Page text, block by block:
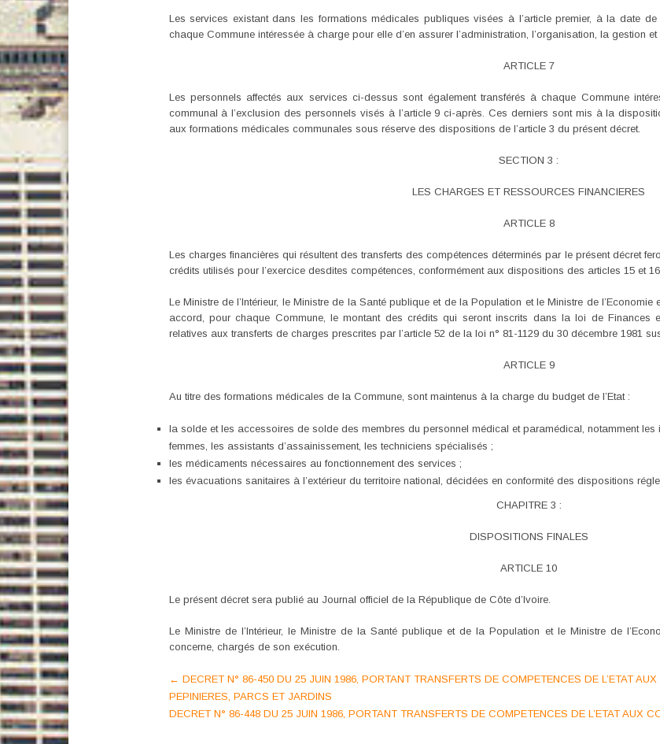
Les services existant dans les formations médicales publiques visées à l’article premier, à la date de
chaque Commune intéressée à charge pour elle d’en assurer l’administration, l’organisation, la gestion et
ARTICLE 7
Les personnels affectés aux services ci-dessus sont également transférés à chaque Commune
communal à l’exclusion des personnels visés à l’article 9 ci-après. Ces derniers sont mis à la
aux formations médicales communales sous réserve des dispositions de l’article 3 du présent décret.
SECTION 3 :
LES CHARGES ET RESSOURCES FINANCIERES
ARTICLE 8
Les charges financières qui résultent des transferts des compétences déterminés par le présent décret
crédits utilisés pour l’exercice desdites compétences, conformément aux dispositions des articles 15 et
Le Ministre de l’Intérieur, le Ministre de la Santé publique et de la Population et le Ministre de
accord, pour chaque Commune, le montant des crédits qui seront inscrits dans la loi de Finances
relatives aux transferts de charges prescrites par l’article 52 de la loi n° 81-1129 du 30 décembre 1981
ARTICLE 9
Au titre des formations médicales de la Commune, sont maintenus à la charge du budget de l’Etat :
la solde et les accessoires de solde des membres du personnel médical et paramédical, notamment les
femmes, les assistants d’assainissement, les techniciens spécialisés ;
les médicaments nécessaires au fonctionnement des services ;
les évacuations sanitaires à l’extérieur du territoire national, décidées en conformité des dispositions
CHAPITRE 3 :
DISPOSITIONS FINALES
ARTICLE 10
Le présent décret sera publié au Journal officiel de la République de Côte d’Ivoire.
Le Ministre de l’Intérieur, le Ministre de la Santé publique et de la Population et le Ministre de
concerne, chargés de son exécution.
Post
navigation
← DECRET N° 86-450 DU 25 JUIN 1986, PORTANT TRANSFERTS DE COMPETENCES DE L’ETAT
PEPINIERES, PARCS ET JARDINS
DECRET N° 86-448 DU 25 JUIN 1986, PORTANT TRANSFERTS DE COMPETENCES DE L’ETAT AUX